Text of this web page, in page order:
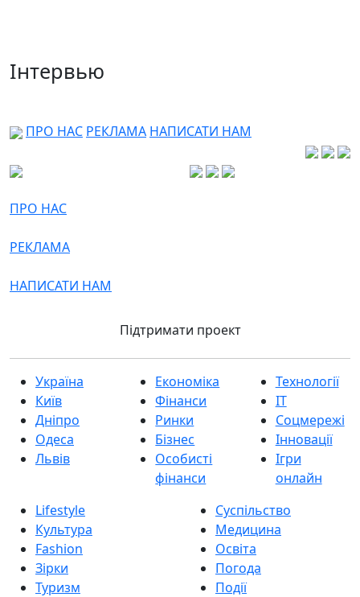
Інтервью
ПРО НАС РЕКЛАМА НАПИСАТИ НАМ
ПРО НАС
РЕКЛАМА
НАПИСАТИ НАМ
Підтримати проект
Україна
Київ
Дніпро
Одеса
Львів
Економіка
Фінанси
Ринки
Бізнес
Особисті
фінанси
Технології
IT
Соцмережі
Інновації
Ігри
онлайн
Lifestyle
Культура
Fashion
Зірки
Туризм
Суспільство
Медицина
Освіта
Погода
Події